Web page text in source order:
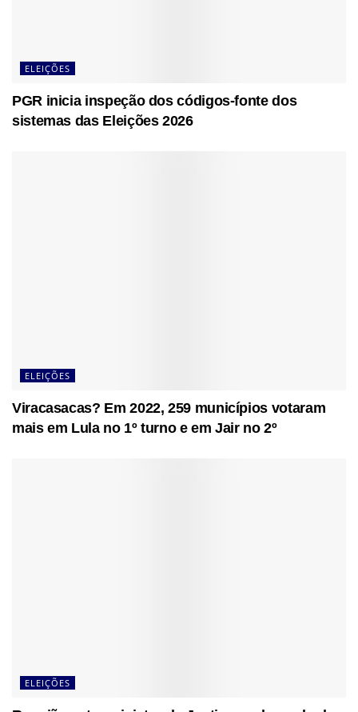
ELEIÇÕES
PGR inicia inspeção dos códigos-fonte dos
sistemas das Eleições 2026
ELEIÇÕES
Viracasacas? Em 2022, 259 municípios votaram
mais em Lula no 1º turno e em Jair no 2º
ELEIÇÕES